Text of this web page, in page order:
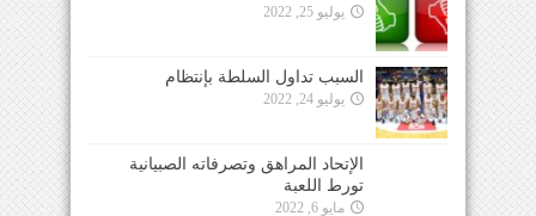
يوليو 25, 2022
السبب تداول السلطة بإنتظام
يوليو 24, 2022
الإتحاد المراهق وتصرفاته الصبيانية
تورط اللعبة
مايو 6, 2022